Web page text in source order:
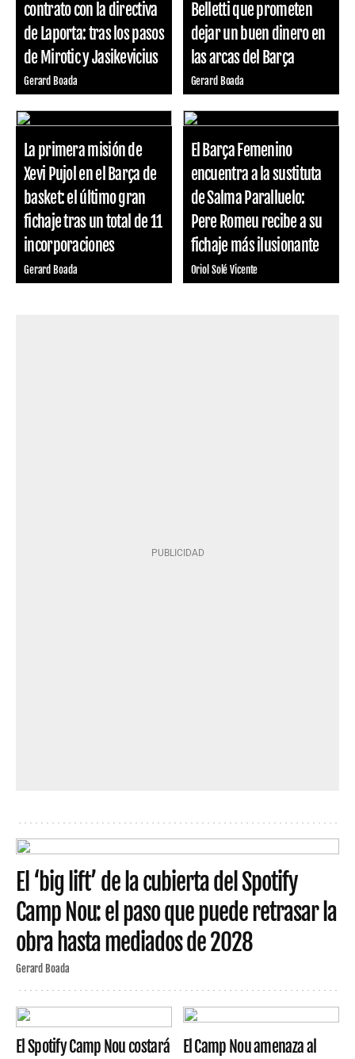
contrato con la directiva
de Laporta: tras los pasos
de Mirotic y Jasikevicius
Gerard Boada
Belletti que prometen
dejar un buen dinero en
las arcas del Barça
Gerard Boada
La primera misión de
Xevi Pujol en el Barça de
basket: el último gran
fichaje tras un total de 11
incorporaciones
Gerard Boada
El Barça Femenino
encuentra a la sustituta
de Salma Paralluelo:
Pere Romeu recibe a su
fichaje más ilusionante
Oriol Solé Vicente
El ‘big lift’ de la cubierta del Spotify
Camp Nou: el paso que puede retrasar la
obra hasta mediados de 2028
Gerard Boada
El Spotify Camp Nou costará
El Camp Nou amenaza al